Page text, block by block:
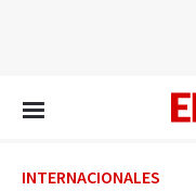
INTERNACIONALES